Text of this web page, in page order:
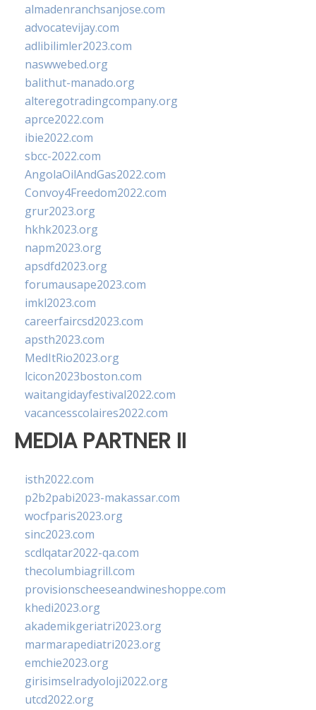
almadenranchsanjose.com
advocatevijay.com
adlibilimler2023.com
naswwebed.org
balithut-manado.org
alteregotradingcompany.org
aprce2022.com
ibie2022.com
sbcc-2022.com
AngolaOilAndGas2022.com
Convoy4Freedom2022.com
grur2023.org
hkhk2023.org
napm2023.org
apsdfd2023.org
forumausape2023.com
imkl2023.com
careerfaircsd2023.com
apsth2023.com
MedItRio2023.org
lcicon2023boston.com
waitangidayfestival2022.com
vacancesscolaires2022.com
MEDIA PARTNER II
isth2022.com
p2b2pabi2023-makassar.com
wocfparis2023.org
sinc2023.com
scdlqatar2022-qa.com
thecolumbiagrill.com
provisionscheeseandwineshoppe.com
khedi2023.org
akademikgeriatri2023.org
marmarapediatri2023.org
emchie2023.org
girisimselradyoloji2022.org
utcd2022.org